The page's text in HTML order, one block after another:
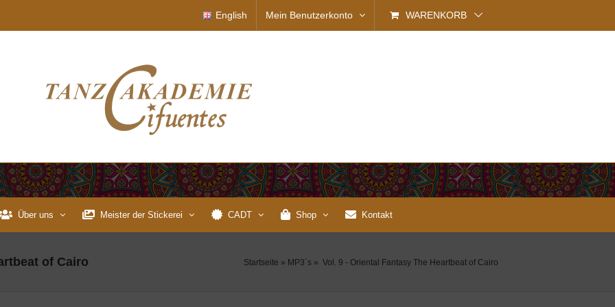
English Mein Benutzerkonto WARENKORB
Über uns Meister der Stickerei CADT Shop Kontakt
of Cairo Startseite » MP3´s » Vol. 9 - Oriental Fantasy The Heartbeat of Cairo